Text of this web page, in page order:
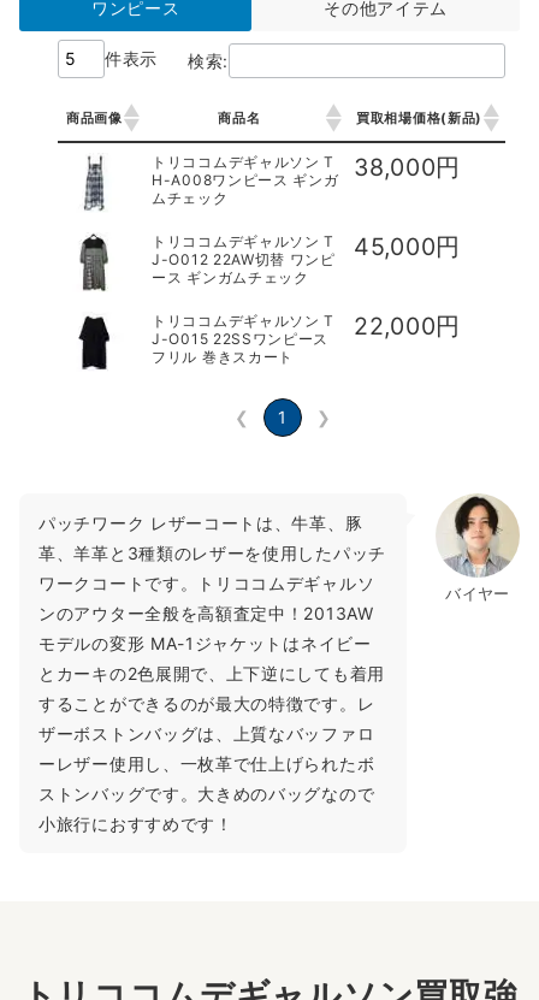
ワンピース その他アイテム
件表示 検索:
商品画像 商品名 買取相場価格(新品)
商品画像 商品名 買取相場価格(新品)
トリココムデギャルソン T
H-A008ワンピース ギンガ
ムチェック
38,000円
トリココムデギャルソン T
J-O012 22AW切替 ワンピ
ース ギンガムチェック
45,000円
トリココムデギャルソン T
J-O015 22SSワンピース
フリル 巻きスカート
22,000円
❮ 1 ❯
バイヤー
パッチワーク レザーコートは、牛革、豚
革、羊革と3種類のレザーを使用したパッチ
ワークコートです。トリココムデギャルソ
ンのアウター全般を高額査定中！2013AW
モデルの変形 MA-1ジャケットはネイビー
とカーキの2色展開で、上下逆にしても着用
することができるのが最大の特徴です。レ
ザーボストンバッグは、上質なバッファロ
ーレザー使用し、一枚革で仕上げられたボ
ストンバッグです。大きめのバッグなので
小旅行におすすめです！